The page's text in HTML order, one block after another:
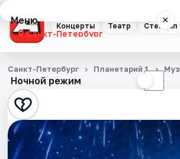
Концерты Театр Стендап
Меню ×
Санкт-Петербург
Концерты
Театр
Стендап
Выставки
Ночной режим ☾
Санкт-Петербург Планетарий 1